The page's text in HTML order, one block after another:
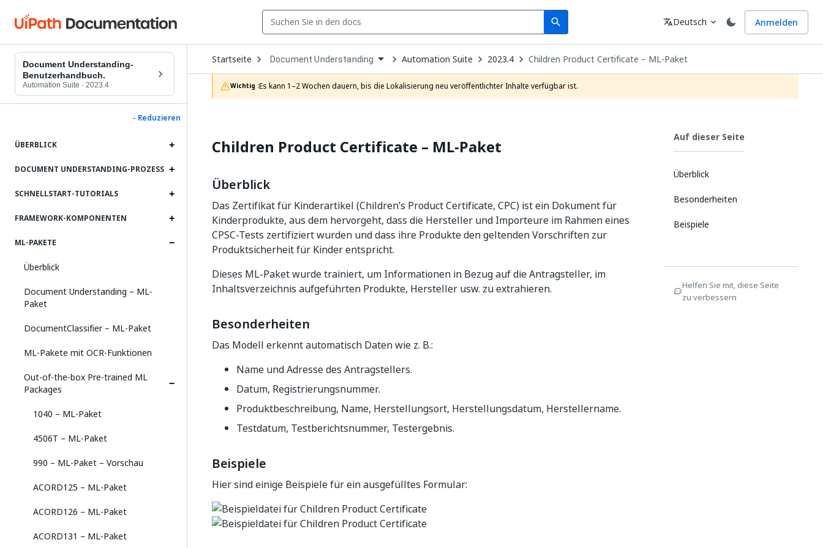
search
Search Sprache
translateDeutsch expand_more Anmelden
Document Understanding-
Benutzerhandbuch.
Automation Suite · 2023.4
- Reduzieren
ÜBERBLICK
DOCUMENT UNDERSTANDING-PROZESS
SCHNELLSTART-TUTORIALS
FRAMEWORK-KOMPONENTEN
ML-PAKETE
Überblick
Document Understanding – ML-
Paket
DocumentClassifier – ML-Paket
ML-Pakete mit OCR-Funktionen
Out-of-the-box Pre-trained ML
Packages
1040 – ML-Paket
4506T – ML-Paket
990 – ML-Paket – Vorschau
ACORD125 – ML-Paket
ACORD126 – ML-Paket
ACORD131 – ML-Paket
Startseite Open
Dropdown
to
choose
product
Document Understanding Automation Suite 2023.4 Children Product Certificate – ML-Paket
Wichtig :Es kann 1–2 Wochen dauern, bis die Lokalisierung neu veröffentlichter Inhalte verfügbar ist.
Children Product Certificate – ML-Paket
Überblick
Das Zertifikat für Kinderartikel (Children’s Product Certificate, CPC) ist ein Dokument für
Kinderprodukte, aus dem hervorgeht, dass die Hersteller und Importeure im Rahmen eines
CPSC-Tests zertifiziert wurden und dass ihre Produkte den geltenden Vorschriften zur
Produktsicherheit für Kinder entspricht.
Dieses ML-Paket wurde trainiert, um Informationen in Bezug auf die Antragsteller, im
Inhaltsverzeichnis aufgeführten Produkte, Hersteller usw. zu extrahieren.
Besonderheiten
Das Modell erkennt automatisch Daten wie z. B.:
Name und Adresse des Antragstellers.
Datum, Registrierungsnummer.
Produktbeschreibung, Name, Herstellungsort, Herstellungsdatum, Herstellername.
Testdatum, Testberichtsnummer, Testergebnis.
Beispiele
Hier sind einige Beispiele für ein ausgefülltes Formular:
Auf dieser Seite
Überblick
Besonderheiten
Beispiele
Helfen Sie mit, diese Seite
zu verbessern